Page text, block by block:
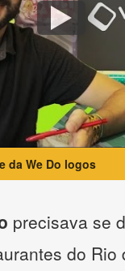
da We Do logos
precisava se
do Rio